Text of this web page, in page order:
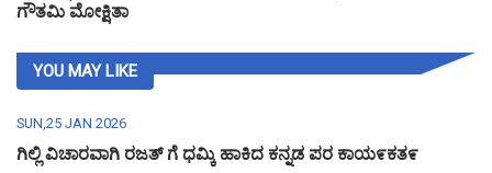
ಗೌತಮಿ ಮೋಕ್ಷಿತಾ
YOU MAY LIKE
SUN,25 JAN 2026
ಗಿಲ್ಲಿ ವಿಚಾರವಾಗಿ ರಜತ್ ಗೆ ಧಮ್ಕಿ ಹಾಕಿದ ಕನ್ನಡ ಪರ ಕಾಯ೯ಕತ೯